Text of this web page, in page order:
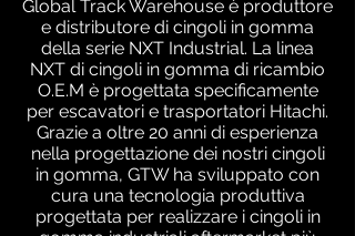
Global Track Warehouse è produttore
e distributore di cingoli in gomma
della serie NXT Industrial. La linea
NXT di cingoli in gomma di ricambio
O.E.M è progettata specificamente
per escavatori e trasportatori Hitachi.
Grazie a oltre 20 anni di esperienza
nella progettazione dei nostri cingoli
in gomma, GTW ha sviluppato con
cura una tecnologia produttiva
progettata per realizzare i cingoli in